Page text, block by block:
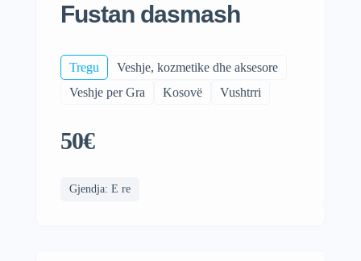
Fustan dasmash
Tregu
Veshje, kozmetike dhe aksesore
Veshje per Gra
Kosovë Vushtrri
50€
Gjendja: E re